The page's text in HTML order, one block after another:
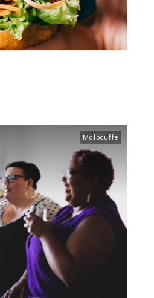
Malbouffe